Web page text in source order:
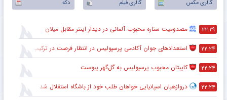
گالری عکس
گالری فیلم دکه
۲۲:۲۹ مصدومیت ستاره محبوب آلمانی در دیدار اینتر مقابل میلان
۲۲:۲۴ استعدادهای جوان آکادمی پرسپولیس در انتظار فرصت در ترکیب اصلی
۲۲:۲۴ کاپیتان محبوب پرسپولیس به گل‌گهر پیوست
۲۲:۲۴ دروازهبان اسپانیایی خواهان طلب خود از باشگاه استقلال شد